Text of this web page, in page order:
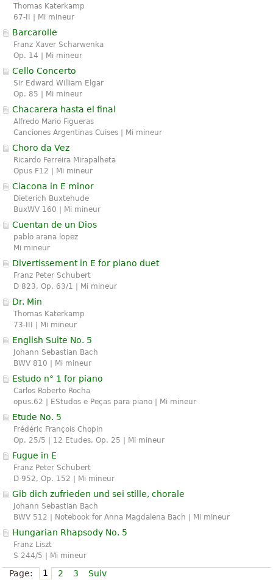
Thomas Katerkamp
67-II | Mi mineur
Barcarolle
Franz Xaver Scharwenka
Op. 14 | Mi mineur
Cello Concerto
Sir Edward William Elgar
Op. 85 | Mi mineur
Chacarera hasta el final
Alfredo Mario Figueras
Canciones Argentinas Cuises | Mi mineur
Choro da Vez
Ricardo Ferreira Mirapalheta
Opus F12 | Mi mineur
Ciacona in E minor
Dieterich Buxtehude
BuxWV 160 | Mi mineur
Cuentan de un Dios
pablo arana lopez
Mi mineur
Divertissement in E for piano duet
Franz Peter Schubert
D 823, Op. 63/1 | Mi mineur
Dr. Min
Thomas Katerkamp
73-III | Mi mineur
English Suite No. 5
Johann Sebastian Bach
BWV 810 | Mi mineur
Estudo n° 1 for piano
Carlos Roberto Rocha
opus.62 | EStudos e Peças para piano | Mi mineur
Etude No. 5
Frédéric François Chopin
Op. 25/5 | 12 Etudes, Op. 25 | Mi mineur
Fugue in E
Franz Peter Schubert
D 952, Op. 152 | Mi mineur
Gib dich zufrieden und sei stille, chorale
Johann Sebastian Bach
BWV 512 | Notebook for Anna Magdalena Bach | Mi mineur
Hungarian Rhapsody No. 5
Franz Liszt
S 244/5 | Mi mineur
Page: 1 2 3 Suiv